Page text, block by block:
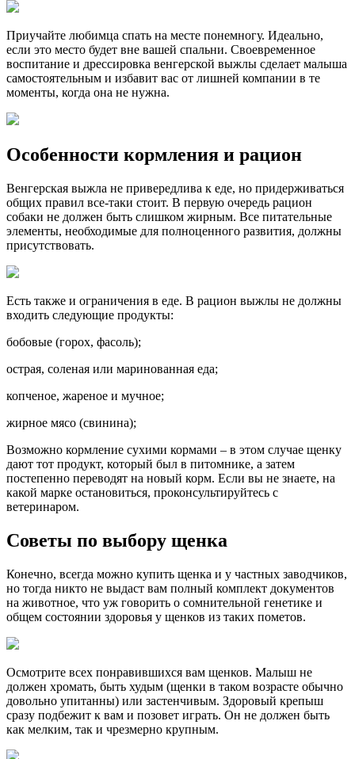
Приучайте любимца спать на месте понемногу. Идеально,
если это место будет вне вашей спальни. Своевременное
воспитание и дрессировка венгерской выжлы сделает малыша
самостоятельным и избавит вас от лишней компании в те
моменты, когда она не нужна.
Особенности кормления и рацион
Венгерская выжла не привередлива к еде, но придерживаться
общих правил все-таки стоит. В первую очередь рацион
собаки не должен быть слишком жирным. Все питательные
элементы, необходимые для полноценного развития, должны
присутствовать.
Есть также и ограничения в еде. В рацион выжлы не должны
входить следующие продукты:
бобовые (горох, фасоль);
острая, соленая или маринованная еда;
копченое, жареное и мучное;
жирное мясо (свинина);
Возможно кормление сухими кормами – в этом случае щенку
дают тот продукт, который был в питомнике, а затем
постепенно переводят на новый корм. Если вы не знаете, на
какой марке остановиться, проконсультируйтесь с
ветеринаром.
Советы по выбору щенка
Конечно, всегда можно купить щенка и у частных заводчиков,
но тогда никто не выдаст вам полный комплект документов
на животное, что уж говорить о сомнительной генетике и
общем состоянии здоровья у щенков из таких пометов.
Осмотрите всех понравившихся вам щенков. Малыш не
должен хромать, быть худым (щенки в таком возрасте обычно
довольно упитанны) или застенчивым. Здоровый крепыш
сразу подбежит к вам и позовет играть. Он не должен быть
как мелким, так и чрезмерно крупным.